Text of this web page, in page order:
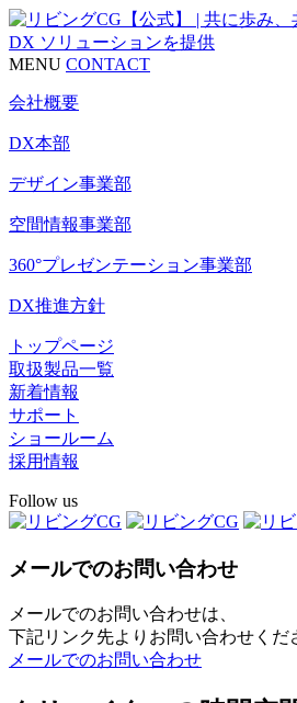
MENU CONTACT
会社概要
DX本部
デザイン事業部
空間情報事業部
360°プレゼンテーション事業部
DX推進方針
トップページ
取扱製品一覧
新着情報
サポート
ショールーム
採用情報
Follow us
メールでのお問い合わせ
メールでのお問い合わせは、
下記リンク先よりお問い合わせくだ
メールでのお問い合わせ